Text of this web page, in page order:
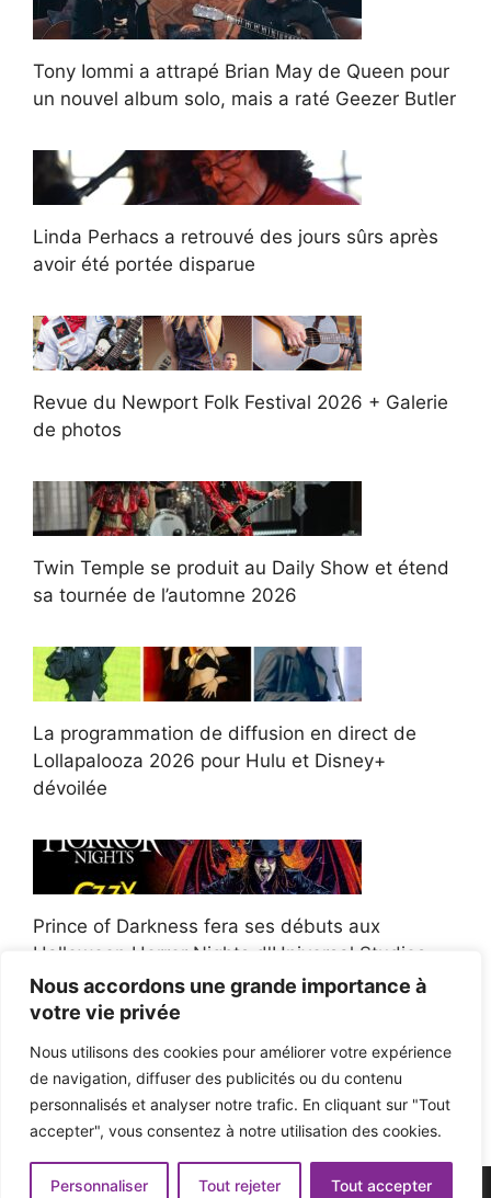
Nous accordons une grande importance à
votre vie privée
Nous utilisons des cookies pour améliorer votre expérience
de navigation, diffuser des publicités ou du contenu
personnalisés et analyser notre trafic. En cliquant sur "Tout
accepter", vous consentez à notre utilisation des cookies.
Personnaliser Tout rejeter Tout accepter
Tony Iommi a attrapé Brian May de Queen pour
un nouvel album solo, mais a raté Geezer Butler
Linda Perhacs a retrouvé des jours sûrs après
avoir été portée disparue
Revue du Newport Folk Festival 2026 + Galerie
de photos
Twin Temple se produit au Daily Show et étend
sa tournée de l’automne 2026
La programmation de diffusion en direct de
Lollapalooza 2026 pour Hulu et Disney+
dévoilée
Prince of Darkness fera ses débuts aux
Halloween Horror Nights d'Universal Studios
Afroman poursuit un policier de l'Ohio après la
victoire du jury en diffamation